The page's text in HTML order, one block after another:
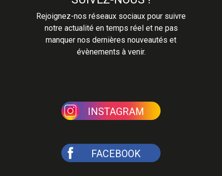
Rejoignez-nos réseaux sociaux pour suivre
notre actualité en temps réel et ne pas
manquer nos dernières nouveautés et
évènements à venir.
INSTAGRAM
FACEBOOK